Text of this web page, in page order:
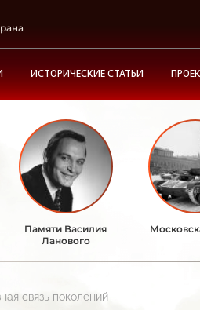
ИСТОРИЧЕСКИЕ СТАТЬИ
Памяти Василия
Ланового
связь поколений